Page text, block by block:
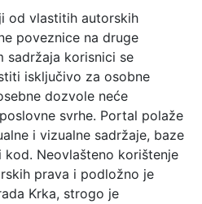
od vlastitih autorskih
poveznice na druge
sadržaja korisnici se
isključivo za osobne
dozvole neće
svrhe. Portal polaže
i vizualne sadržaje, baze
Neovlašteno korištenje
prava i podložno je
Krka, strogo je